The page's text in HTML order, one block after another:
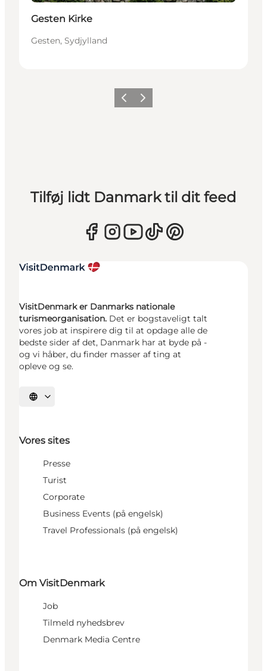
Gesten Kirke
Gesten, Sydjylland
ForrigeNæste
Tilføj lidt Danmark til dit feed
VisitDenmark er Danmarks nationale
turismeorganisation. Det er bogstaveligt talt
vores job at inspirere dig til at opdage alle de
bedste sider af det, Danmark har at byde på -
og vi håber, du finder masser af ting at
opleve og se.
Vælg sprog
Vores sites
Presse
Turist
Corporate
Business Events (på engelsk)
Travel Professionals (på engelsk)
Om VisitDenmark
Job
Tilmeld nyhedsbrev
Denmark Media Centre